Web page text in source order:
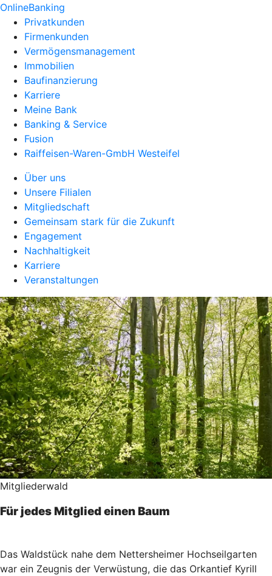
OnlineBanking
Privatkunden
Firmenkunden
Vermögensmanagement
Immobilien
Baufinanzierung
Karriere
Meine Bank
Banking & Service
Fusion
Raiffeisen-Waren-GmbH Westeifel
Über uns
Unsere Filialen
Mitgliedschaft
Gemeinsam stark für die Zukunft
Engagement
Nachhaltigkeit
Karriere
Veranstaltungen
Mitgliederwald
Für jedes Mitglied einen Baum
Das Waldstück nahe dem Nettersheimer Hochseilgarten
war ein Zeugnis der Verwüstung, die das Orkantief Kyrill